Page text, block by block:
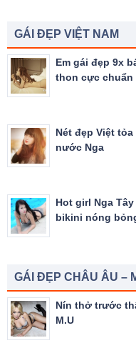
GÁI ĐẸP VIỆT NAM
Em gái đẹp 9x
thon cực chuẩn
Nét đẹp Việt
nước Nga
Hot girl Nga
bikini nóng
GÁI ĐẸP CHÂU ÂU –
Nín thở trước
M.U